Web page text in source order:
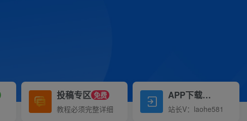
投稿专区 免费
教程必须完整详细
APP下载Down
站长V：laohe581